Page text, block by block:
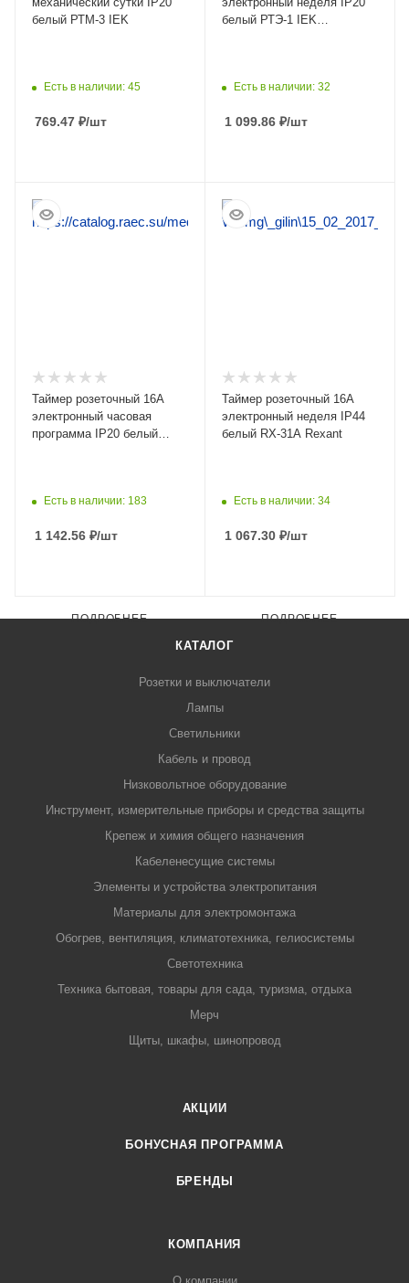
белый РТМ-3 IEK
Есть в наличии: 45
769.47 ₽/шт
белый РТЭ-1 IEK
Есть в наличии: 32
1 099.86 ₽/шт
Таймер розеточный 16А
электронный часовая
программа IP20 белый
Есть в наличии: 183
1 142.56 ₽/шт
ПОДРОБНЕЕ
Таймер розеточный 16А
электронный неделя IP44
белый RX-31А Rexant
Есть в наличии: 34
1 067.30 ₽/шт
ПОДРОБНЕЕ
КАТАЛОГ
Розетки и выключатели
Лампы
Светильники
Кабель и провод
Низковольтное оборудование
Инструмент, измерительные приборы и средства защиты
Крепеж и химия общего назначения
Кабеленесущие системы
Элементы и устройства электропитания
Материалы для электромонтажа
Обогрев, вентиляция, климатотехника, гелиосистемы
Светотехника
Техника бытовая, товары для сада, туризма, отдыха
Мерч
Щиты, шкафы, шинопровод
АКЦИИ
БОНУСНАЯ ПРОГРАММА
БРЕНДЫ
КОМПАНИЯ